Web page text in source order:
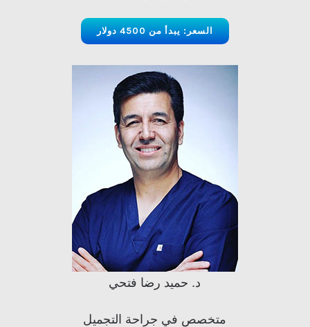
السعر: يبدأ من 4500 دولار
د. حميد رضا فتحي
متخصص في جراحة التجميل